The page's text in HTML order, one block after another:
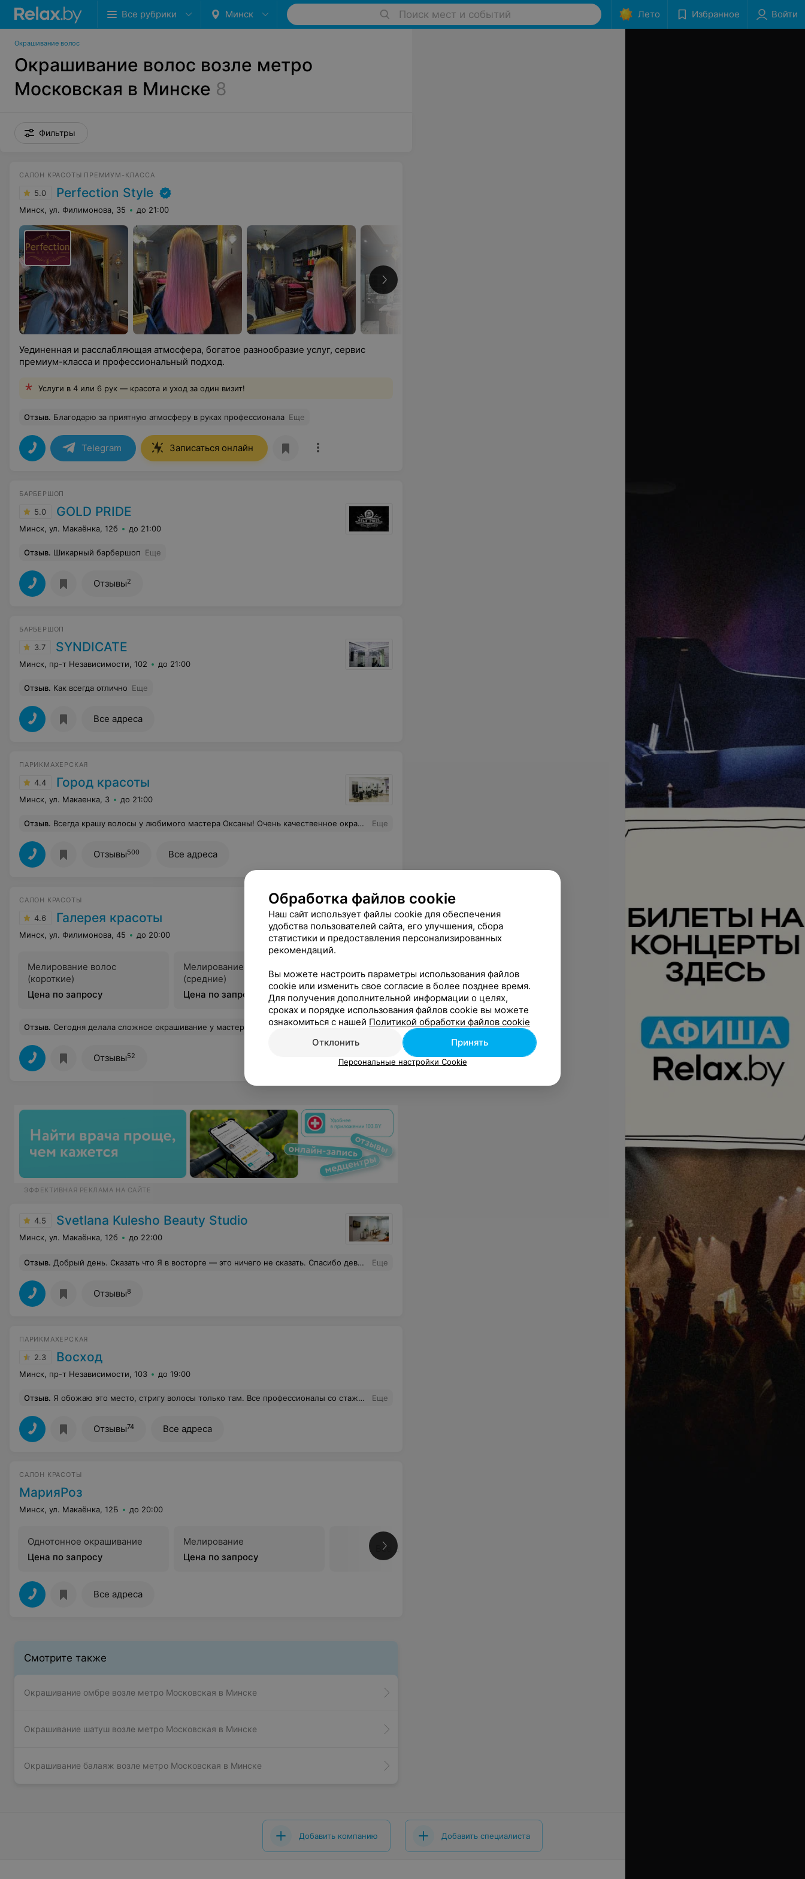
Все рубрики Минск Поиск мест и событий Лето Избранное Войти
Окрашивание волос
Окрашивание волос возле метро
Московская в Минске 8
Фильтры
САЛОН КРАСОТЫ ПРЕМИУМ-КЛАССА
5.0 Perfection Style
Минск, ул. Филимонова, 35 до 21:00
Уединенная и расслабляющая атмосфера, богатое разнообразие услуг, сервис
премиум-класса и профессиональный подход.
Услуги в 4 или 6 рук — красота и уход за один визит!
Отзыв. Благодарю за приятную атмосферу в руках профессионала Еще
Telegram Записаться онлайн
БАРБЕРШОП
5.0 GOLD PRIDE
Минск, ул. Макаёнка, 12б до 21:00
Отзыв. Шикарный барбершоп Еще
Отзывы2
БАРБЕРШОП
3.7 SYNDICATE
Минск, пр-т Независимости, 102 до 21:00
Отзыв. Как всегда отлично Еще
Все адреса
ПАРИКМАХЕРСКАЯ
4.4 Город красоты
Минск, ул. Макаенка, 3 до 21:00
Отзыв. Всегда крашу волосы у любимого мастера Оксаны! Очень качественное окрашивание волос, цвет как натуральный. Рекомендую! Еще
Отзывы500 Все адреса
САЛОН КРАСОТЫ
4.6 Галерея красоты
Минск, ул. Филимонова, 45 до 20:00
Мелирование волос
(короткие)
Цена по запросу
Мелирование волос
(средние)
Цена по запросу
(длинные)
Цена по запросу
Отзыв. Сегодня делала сложное окрашивание у мастера по имени Татьяна. Все очень понравилось, результат именно такой, как я и хотела. Изначально все волосы были осветлённые. Татьяна даже завила мне волосы, хотя я думаю, что это считается прической и должна взиматься отдельная плата. Спасибо, Татьяна. Я полностью довольна Вашей работой! В целом атмосфера приятная, все вежливые. Учли все пожелания. Предлагали чай и кофе. Еще
Отзывы52
ЭФФЕКТИВНАЯ РЕКЛАМА НА САЙТЕ
4.5 Svetlana Kulesho Beauty Studio
Минск, ул. Макаёнка, 12б до 22:00
Отзыв. Добрый день. Сказать что Я в восторге — это ничего не сказать. Спасибо девочкам за проделанную работу! Выход из блонда просто огонь, столько комплиментов я еще не получала! Отдельное спасибо Светлане за мастеров и уют в студии! Еще
Отзывы8
ПАРИКМАХЕРСКАЯ
2.3 Восход
Минск, пр-т Независимости, 103 до 19:00
Отзыв. Я обожаю это место, стригу волосы только там. Все профессионалы со стажем, милейшие женщины. Антураж ссср считаю очень колоритным, уже надоели салоны аля "дорага-богата" И цены адекватные! Еще
Отзывы74 Все адреса
САЛОН КРАСОТЫ
МарияРоз
Минск, ул. Макаёнка, 12Б до 20:00
Однотонное окрашивание
Цена по запросу
Мелирование
Цена по запросу
Все цены
Все адреса
Смотрите также
Окрашивание омбре возле метро Московская в Минске
Окрашивание шатуш возле метро Московская в Минске
Окрашивание балаяж возле метро Московская в Минске
Добавить компанию Добавить специалиста
Обработка файлов cookie
Наш сайт использует файлы cookie для обеспечения
удобства пользователей сайта, его улучшения, сбора
статистики и предоставления персонализированных
рекомендаций.
Вы можете настроить параметры использования файлов
cookie или изменить свое согласие в более позднее время.
Для получения дополнительной информации о целях,
сроках и порядке использования файлов cookie вы можете
ознакомиться с нашей Политикой обработки файлов cookie
Отклонить
Принять
Персональные настройки Cookie